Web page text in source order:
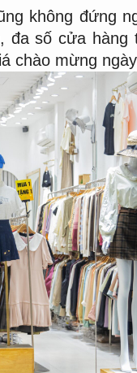
không đứng
đa số cửa hàng
chào mừng